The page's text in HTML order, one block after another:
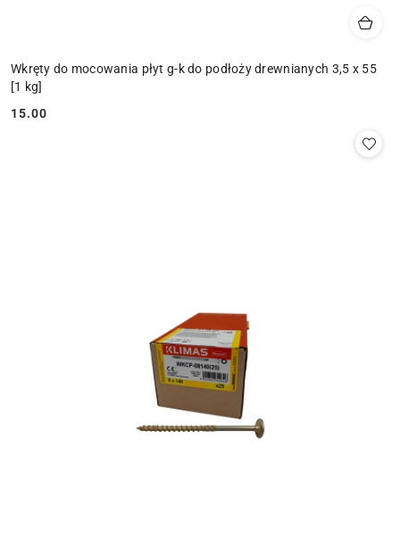
Wkręty do mocowania płyt g-k do podłoży drewnianych 3,5 x 55
[1 kg]
Cena:
15.00